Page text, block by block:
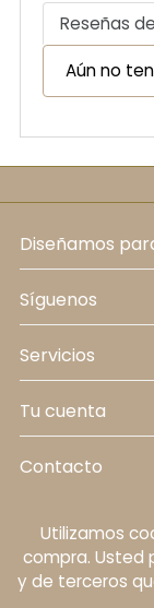
Reseñas
Aún no
diseñamos
síguenos
servicios
tu cuenta
contacto
Política
protección
Utilizamos
compra. Usted
y de terceros